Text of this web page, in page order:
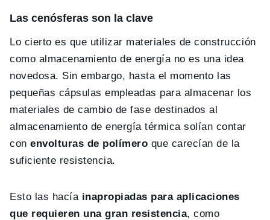
Las cenósferas son la clave
Lo cierto es que utilizar materiales de construcción
como almacenamiento de energía no es una idea
novedosa. Sin embargo, hasta el momento las
pequeñas cápsulas empleadas para almacenar los
materiales de cambio de fase destinados al
almacenamiento de energía térmica solían contar
conenvolturas de polímero que carecían de la
suficiente resistencia.
Esto las hacía inapropiadas para aplicaciones
que requieren una gran resistencia, como